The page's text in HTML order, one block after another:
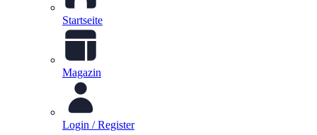
Startseite
Magazin
Login / Register